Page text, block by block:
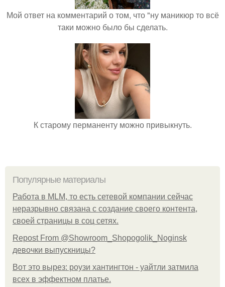
Мой ответ на комментарий о том, что "ну маникюр то всё
таки можно было бы сделать.
К старому перманенту можно привыкнуть.
Популярные материалы
Работа в MLM, то есть сетевой компании сейчас
неразрывно связана с создание своего контента,
своей страницы в соц сетях.
Repost From @Showroom_Shopogolik_Noginsk
девочки выпускницы?
Вот это вырез: роузи хантингтон - уайтли затмила
всех в эффектном платьe.